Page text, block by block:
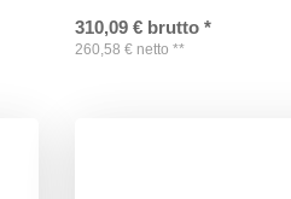
310,09 € brutto *
260,58 € netto **